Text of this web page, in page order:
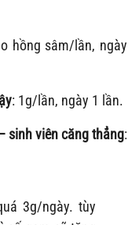
hồng sâm/lần, ngày
: 1g/lần, ngày 1 lần.
sinh viên căng thẳng:
3g/ngày. tùy